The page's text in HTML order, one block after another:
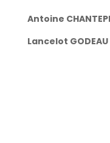
Antoine
Lancelot